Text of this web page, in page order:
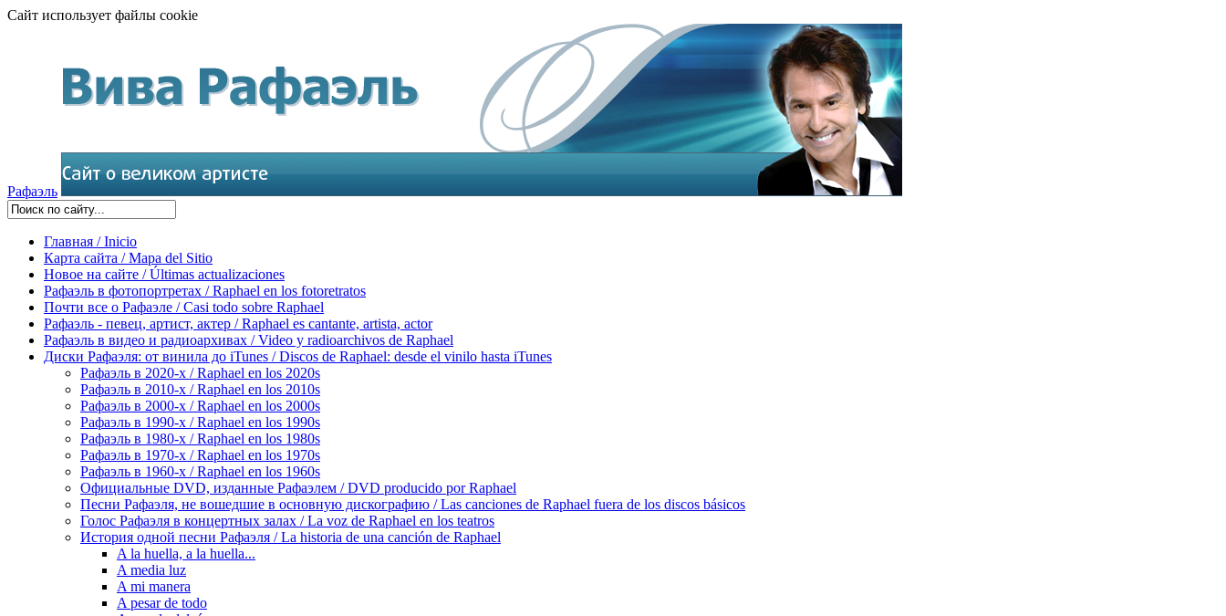
Сайт использует файлы cookie
Рафаэль
Главная / Inicio
Карта сайта / Mapa del Sitio
Новое на сайте / Últimas actualizaciones
Рафаэль в фотопортретах / Raphael en los fotoretratos
Почти все о Рафаэле / Casi todo sobre Raphael
Рафаэль - певец, артист, актер / Raphael es cantante, artista, actor
Рафаэль в видео и радиоархивах / Video y radioarchivos de Raphael
Диски Рафаэля: от винила до iTunes / Discos de Raphael: desde el vinilo hasta iTunes
Рафаэль в 2020-х / Raphael en los 2020s
Рафаэль в 2010-х / Raphael en los 2010s
Рафаэль в 2000-х / Raphael en los 2000s
Рафаэль в 1990-х / Raphael en los 1990s
Рафаэль в 1980-х / Raphael en los 1980s
Рафаэль в 1970-х / Raphael en los 1970s
Рафаэль в 1960-х / Raphael en los 1960s
Официальные DVD, изданные Рафаэлем / DVD producido por Raphael
Песни Рафаэля, не вошедшие в основную дискографию / Las canciones de Raphael fuera de los discos básicos
Голос Рафаэля в концертных залах / La voz de Raphael en los teatros
История одной песни Рафаэля / La historia de una canción de Raphael
A la huella, a la huella...
A media luz
A mi manera
A pesar de todo